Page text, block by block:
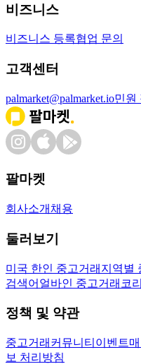
비즈니스
비즈니스 등록협업 문의
고객센터
palmarket@palmarket.io민원
팔마켓
회사소개 채용
둘러보기
미국 한인 중고거래 지역별
검색어 얼바인 중고거래 코
정책 및 약관
중고거래 커뮤니티 이벤트
보 처리방침